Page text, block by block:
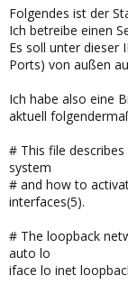
Folgendes ist der
Ich betreibe einen
Es soll unter dieser
Ports) von außen
Ich habe also eine
aktuell
# This file
system
# and how to
interfaces(5).
# The loopback
auto lo
iface lo inet